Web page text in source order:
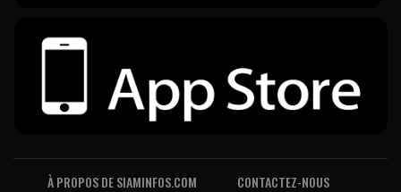
À PROPOS DE SIAMINFOS.COM
CONTACTEZ-NOUS